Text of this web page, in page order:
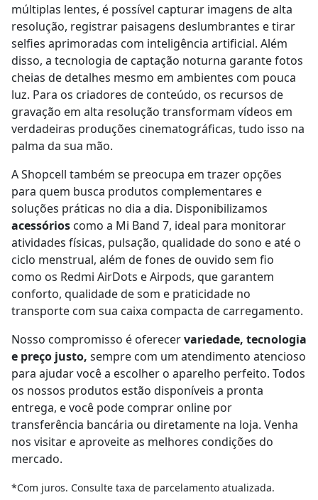
múltiplas lentes, é possível capturar imagens de alta
resolução, registrar paisagens deslumbrantes e tirar
selfies aprimoradas com inteligência artificial. Além
disso, a tecnologia de captação noturna garante fotos
cheias de detalhes mesmo em ambientes com pouca
luz. Para os criadores de conteúdo, os recursos de
gravação em alta resolução transformam vídeos em
verdadeiras produções cinematográficas, tudo isso na
palma da sua mão.
A Shopcell também se preocupa em trazer opções
para quem busca produtos complementares e
soluções práticas no dia a dia. Disponibilizamos
acessórios como a Mi Band 7, ideal para monitorar
atividades físicas, pulsação, qualidade do sono e até o
ciclo menstrual, além de fones de ouvido sem fio
como os Redmi AirDots e Airpods, que garantem
conforto, qualidade de som e praticidade no
transporte com sua caixa compacta de carregamento.
Nosso compromisso é oferecervariedade, tecnologia
e preço justo, sempre com um atendimento atencioso
para ajudar você a escolher o aparelho perfeito. Todos
os nossos produtos estão disponíveis a pronta
entrega, e você pode comprar online por
transferência bancária ou diretamente na loja. Venha
nos visitar e aproveite as melhores condições do
mercado.
*Com juros. Consulte taxa de parcelamento atualizada.